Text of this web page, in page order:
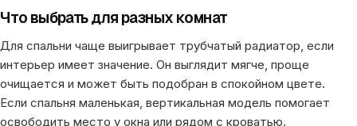
Что выбрать для разных комнат
Для спальни чаще выигрывает трубчатый радиатор, если
интерьер имеет значение. Он выглядит мягче, проще
очищается и может быть подобран в спокойном цвете.
Если спальня маленькая, вертикальная модель помогает
освободить место у окна или рядом с кроватью.